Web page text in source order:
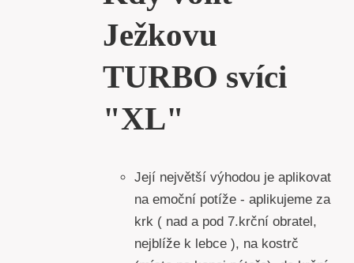
Ježkovu
TURBO svíci
"XL"
Její největší výhodou je aplikovat
na emoční potíže - aplikujeme za
krk ( nad a pod 7.krční obratel,
nejblíže k lebce ), na kostrč